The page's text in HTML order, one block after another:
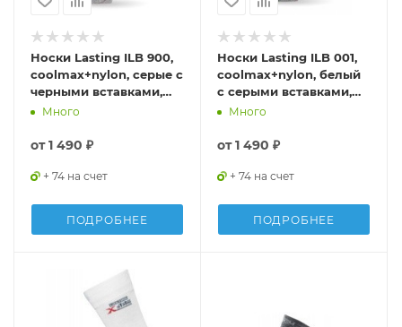
Носки Lasting ILB 900,
coolmax+nylon, серые с
черными вставками,
размер S, ILB900-S
Много
от1 490 ₽
+ 74 на счет
ПОДРОБНЕЕ
Носки Lasting ILB 001,
coolmax+nylon, белый
с серыми вставками,
размер S, ILB001-S
Много
от1 490 ₽
+ 74 на счет
ПОДРОБНЕЕ